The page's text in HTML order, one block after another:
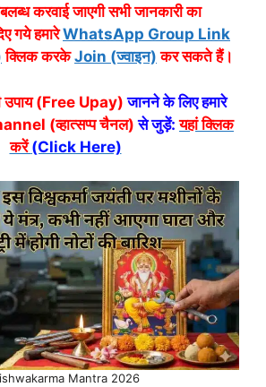
करवाई जाएगी सभी जानकारी का
गये हमारेWhatsApp Group Link
क्लिक करकेJoin (ज्वाइन) कर सकते हैं।
उपाय (Free Upay)जानने के लिए हमारे
(व्हात्सप्प चैनल) से जुड़ें:यहां क्लिक
करें(Click Here)
Mantra 2026